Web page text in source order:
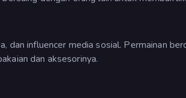
dan influencer media sosial. Permainan
dan aksesorinya.